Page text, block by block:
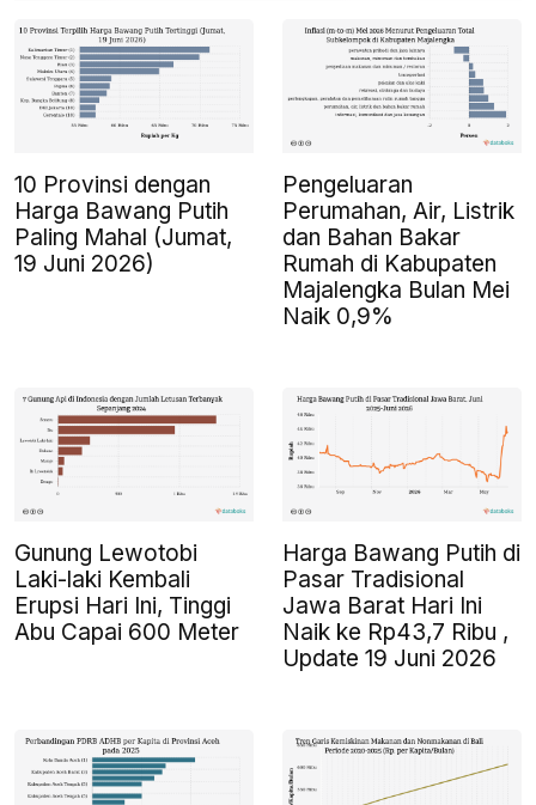
10 Provinsi dengan
Harga Bawang Putih
Paling Mahal (Jumat,
19 Juni 2026)
Pengeluaran
Perumahan, Air, Listrik
dan Bahan Bakar
Rumah di Kabupaten
Majalengka Bulan Mei
Naik 0,9%
Gunung Lewotobi
Laki-laki Kembali
Erupsi Hari Ini, Tinggi
Abu Capai 600 Meter
Harga Bawang Putih di
Pasar Tradisional
Jawa Barat Hari Ini
Naik ke Rp43,7 Ribu ,
Update 19 Juni 2026